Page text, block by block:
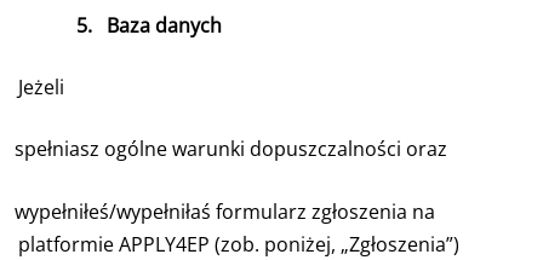
5. Baza danych
Jeżeli
spełniasz ogólne warunki dopuszczalności oraz
wypełniłeś/wypełniłaś formularz zgłoszenia na
platformie APPLY4EP (zob. poniżej, „Zgłoszenia”)